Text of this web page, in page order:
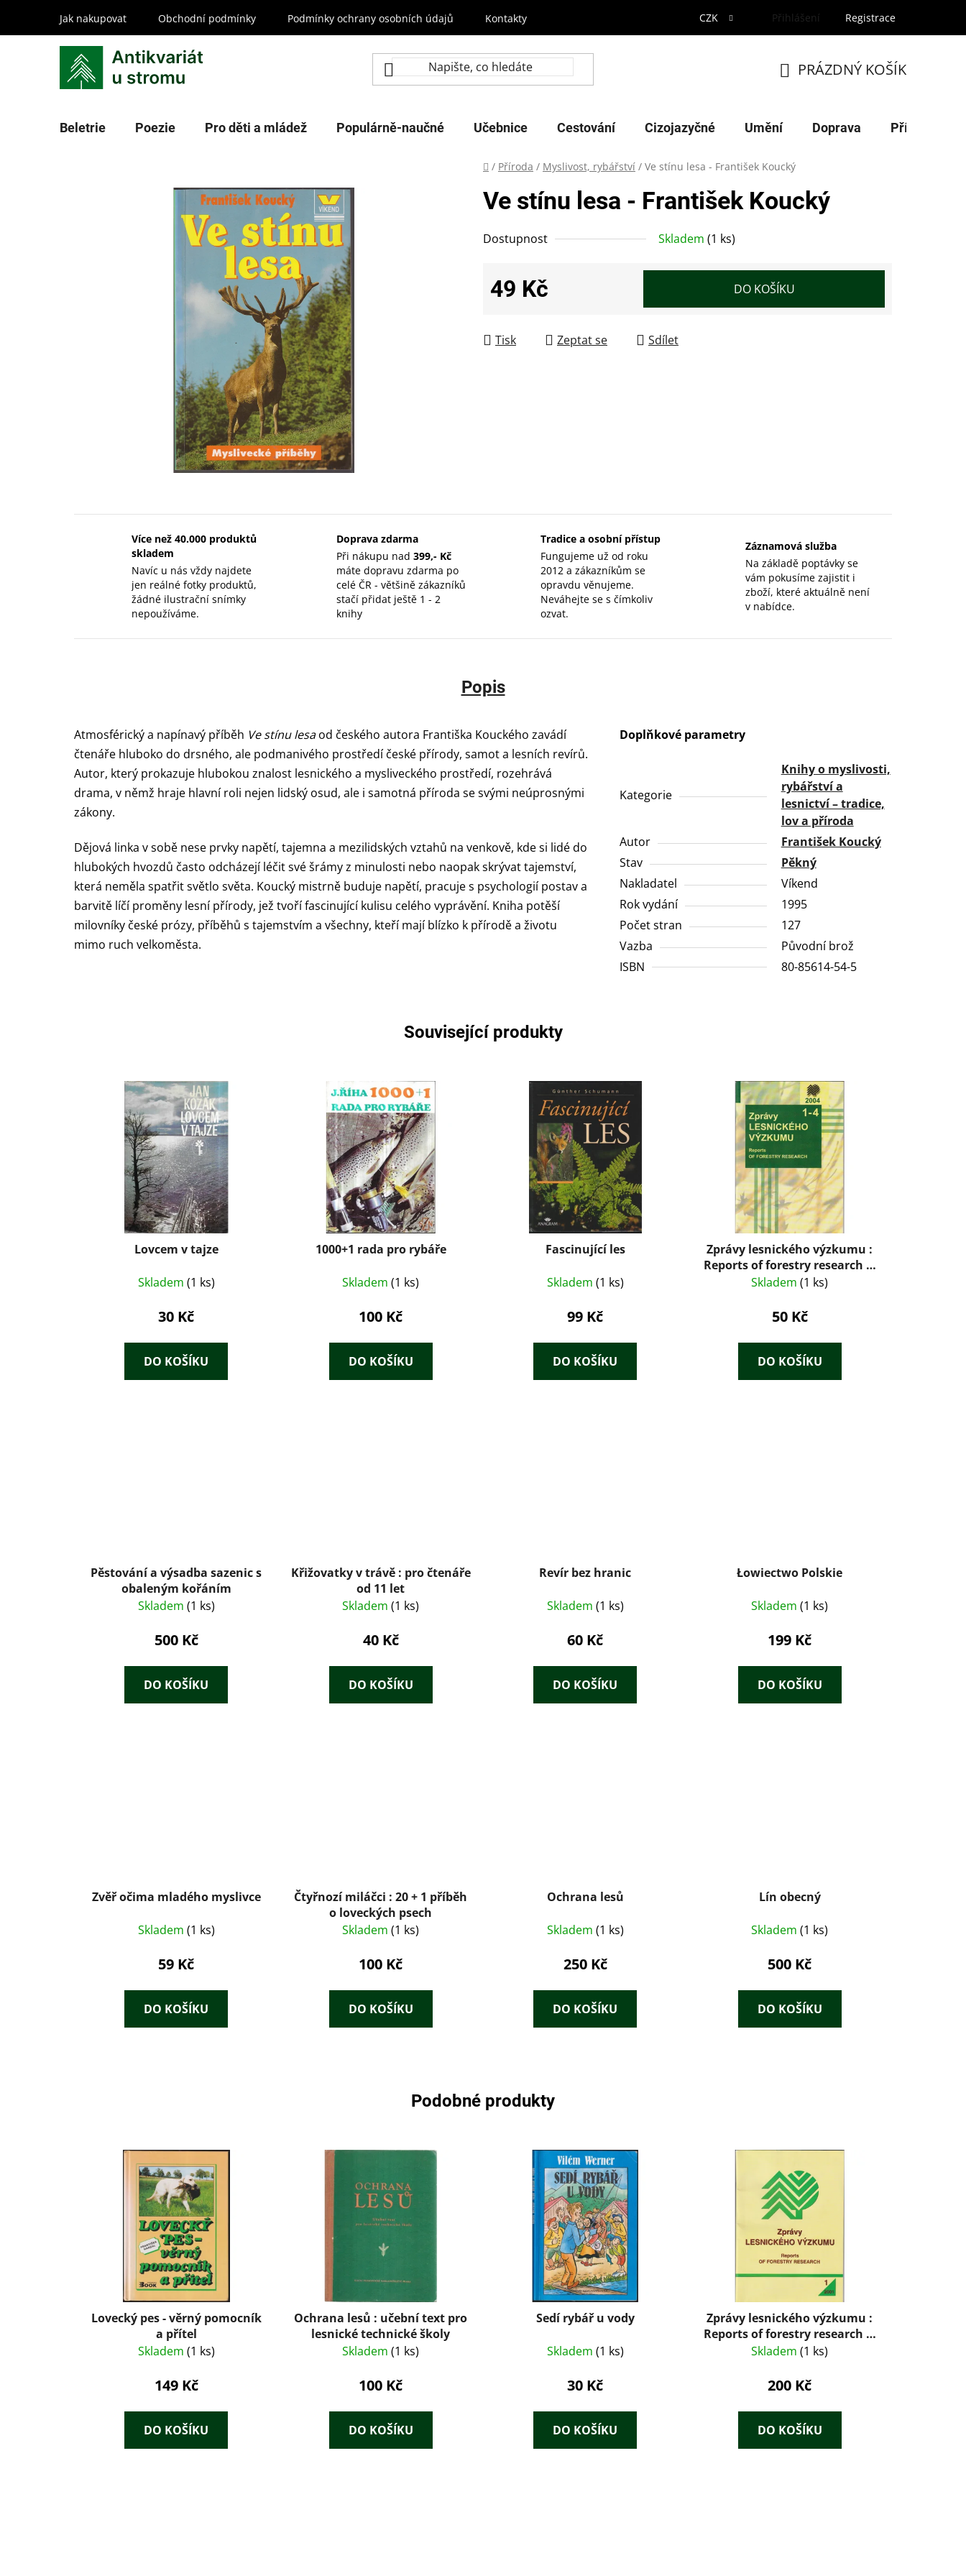
obsah
Jak nakupovat Obchodní podmínky Podmínky ochrany osobních údajů Kontakty CZK Přihlášení Registrace
KOŠÍK
PRÁZDNÝ KOŠÍK
Beletrie Poezie Pro děti a mládež Populárně-naučné Učebnice Cestování Cizojazyčné Umění Doprava Příroda
Domů
/ Příroda / Myslivost, rybářství / Ve stínu lesa - František Koucký
Ve stínu lesa - František Koucký
Dostupnost Skladem (1 ks)
49 Kč DO KOŠÍKU
Tisk Zeptat se Sdílet
Více než 40.000 produktů
skladem
Navíc u nás vždy najdete
jen reálné fotky produktů,
žádné ilustrační snímky
nepoužíváme.
Doprava zdarma
Při nákupu nad 399,- Kč
máte dopravu zdarma po
celé ČR - většině zákazníků
stačí přidat ještě 1 - 2
knihy
Tradice a osobní přístup
Fungujeme už od roku
2012 a zákazníkům se
opravdu věnujeme.
Neváhejte se s čímkoliv
ozvat.
Záznamová služba
Na základě poptávky se
vám pokusíme zajistit i
zboží, které aktuálně není
v nabídce.
Popis
Atmosférický a napínavý příběh Ve stínu lesaod českého autora Františka Kouckého zavádí
čtenáře hluboko do drsného, ale podmanivého prostředí české přírody, samot a lesních revírů.
Autor, který prokazuje hlubokou znalost lesnického a mysliveckého prostředí, rozehrává
drama, v němž hraje hlavní roli nejen lidský osud, ale i samotná příroda se svými neúprosnými
zákony.
Dějová linka v sobě nese prvky napětí, tajemna a mezilidských vztahů na venkově, kde si lidé do
hlubokých hvozdů často odcházejí léčit své šrámy z minulosti nebo naopak skrývat tajemství,
která neměla spatřit světlo světa. Koucký mistrně buduje napětí, pracuje s psychologií postav a
barvitě líčí proměny lesní přírody, jež tvoří fascinující kulisu celého vyprávění. Kniha potěší
milovníky české prózy, příběhů s tajemstvím a všechny, kteří mají blízko k přírodě a životu
mimo ruch velkoměsta.
Doplňkové parametry
Kategorie
Knihy o myslivosti,
rybářství a
lesnictví – tradice,
lov a příroda
Autor
František Koucký
Stav
Pěkný
Nakladatel
Víkend
Rok vydání
1995
Počet stran
127
Vazba
Původní brož
ISBN
80-85614-54-5
Související produkty
Lovcem v tajze
Skladem (1 ks)
30 Kč
DO KOŠÍKU
1000+1 rada pro rybáře
Skladem(1 ks)
100 Kč
DO KOŠÍKU
Fascinující les
Skladem (1 ks)
99 Kč
DO KOŠÍKU
Zprávy lesnického výzkumu :
Reports of forestry research 1-
4/2004
Skladem(1 ks)
50 Kč
DO KOŠÍKU
Pěstování a výsadba sazenic s
obaleným kořáním
Skladem (1 ks)
500 Kč
DO KOŠÍKU
Křižovatky v trávě : pro čtenáře
od 11 let
Skladem(1 ks)
40 Kč
DO KOŠÍKU
Revír bez hranic
Skladem (1 ks)
60 Kč
DO KOŠÍKU
Łowiectwo Polskie
Skladem(1 ks)
199 Kč
DO KOŠÍKU
Zvěř očima mladého myslivce
Skladem (1 ks)
59 Kč
DO KOŠÍKU
Čtyřnozí miláčci : 20 + 1 příběh
o loveckých psech
Skladem(1 ks)
100 Kč
DO KOŠÍKU
Ochrana lesů
Skladem (1 ks)
250 Kč
DO KOŠÍKU
Lín obecný
Skladem(1 ks)
500 Kč
DO KOŠÍKU
Podobné produkty
Lovecký pes - věrný pomocník
a přítel
Skladem (1 ks)
149 Kč
DO KOŠÍKU
Ochrana lesů : učební text pro
lesnické technické školy
Skladem(1 ks)
100 Kč
DO KOŠÍKU
Sedí rybář u vody
Skladem (1 ks)
30 Kč
DO KOŠÍKU
Zprávy lesnického výzkumu :
Reports of forestry research 1-
4/2001
Skladem(1 ks)
200 Kč
DO KOŠÍKU